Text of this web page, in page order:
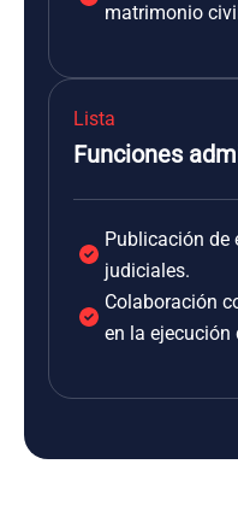
matrimonio
Lista
Funciones
Publicación de
judiciales.
Colaboración
en la ejecución